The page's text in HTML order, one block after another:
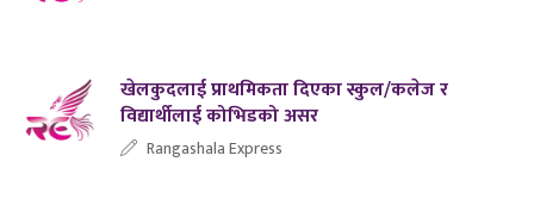
खेलकुदलाई प्राथमिकता दिएका स्कुल/कलेज र
विद्यार्थीलाई कोभिडको असर
Rangashala Express